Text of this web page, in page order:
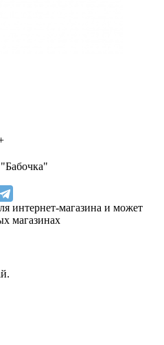
интернет-магазина и может
магазинах